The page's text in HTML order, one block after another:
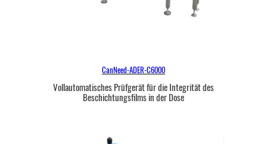
CanNeed-ADER-C6000
Vollautomatisches Prüfgerät für die Integrität des
Beschichtungsfilms in der Dose